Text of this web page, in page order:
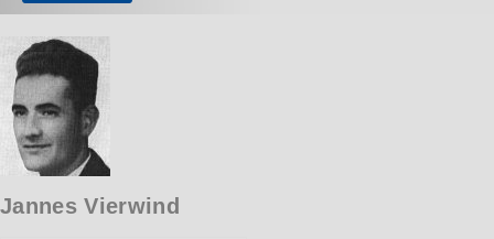
Jannes Vierwind